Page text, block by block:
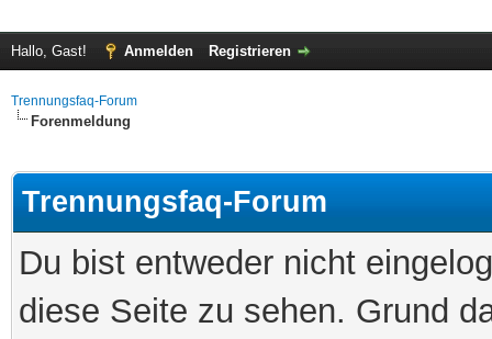
Hallo, Gast! Anmelden Registrieren
Trennungsfaq-Forum
Forenmeldung
Trennungsfaq-Forum
Du bist entweder nicht
diese Seite zu sehen. Grund